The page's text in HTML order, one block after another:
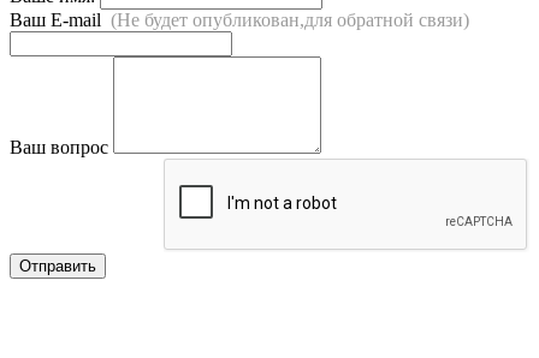
Ваш E-mail (Не будет опубликован,для обратной связи)
Ваш вопрос
Отправить